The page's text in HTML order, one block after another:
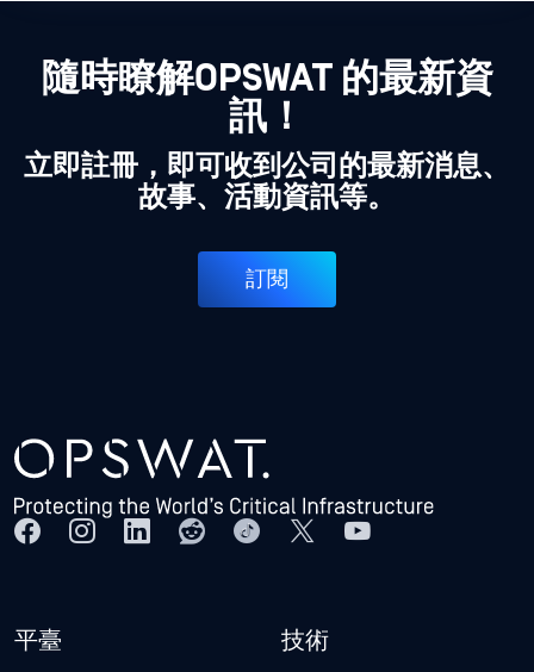
隨時瞭解OPSWAT 的最新資
訊！
立即註冊，即可收到公司的最新消息、
故事、活動資訊等。
訂閱
平臺 技術